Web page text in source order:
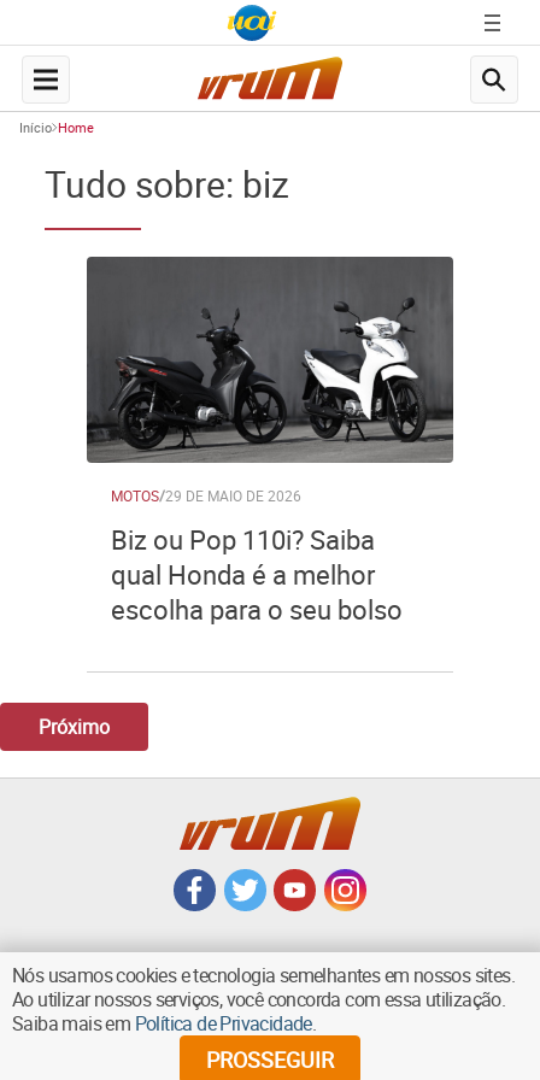
Início Home
Tudo sobre: biz
MOTOS/29 DE MAIO DE 2026
Biz ou Pop 110i? Saiba
qual Honda é a melhor
escolha para o seu bolso
Próximo
VOLTAR AO TOPO
Nós usamos cookies e tecnologia semelhantes em nossos sites.
Ao utilizar nossos serviços, você concorda com essa utilização.
Saiba mais em Política de Privacidade.
PROSSEGUIR